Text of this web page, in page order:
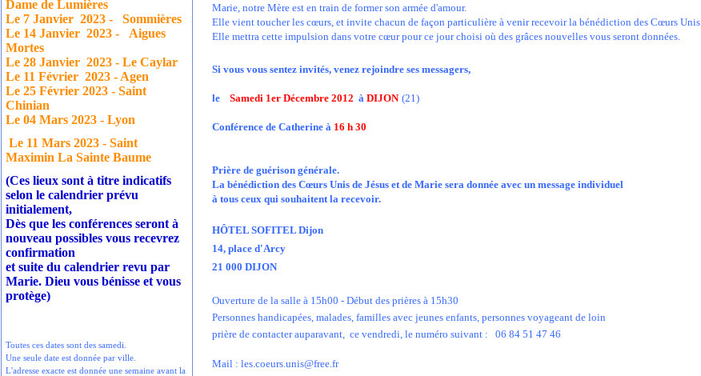
Dame de Lumières
Le 7 Janvier 2023 - Sommières
Le 14 Janvier 2023 - Aigues
Mortes
Le 28 Janvier 2023 - Le Caylar
Le 11 Février 2023 - Agen
Le 25 Février 2023 - Saint
Chinian
Le 04 Mars 2023 - Lyon
Le 11 Mars 2023 - Saint
Maximin La Sainte Baume
(Ces lieux sont à titre indicatifs
selon le calendrier prévu
initialement,
Dès que les conférences seront à
nouveau possibles vous recevrez
confirmation
et suite du calendrier revu par
Marie. Dieu vous bénisse et vous
protège)
Toutes ces dates sont des samedi.
Une seule date est donnée par ville.
L'adresse exacte est donnée une semaine avant la
Marie, notre Mère est en train de former son armée d'amour.
Elle vient toucher les cœurs, et invite chacun de façon particulière à venir recevoir la bénédiction des Cœurs Unis.
Elle mettra cette impulsion dans votre cœur pour ce jour choisi où des grâces nouvelles vous seront données.
Si vous vous sentez invités, venez rejoindre ses messagers,
leSamedi 1er Décembre 2012à DIJON (21)
Conférence de Catherine à 16 h 30
Prière de guérison générale.
La bénédiction des Cœurs Unis de Jésus et de Marie sera donnée avec un message individuel
à tous ceux qui souhaitent la recevoir.
HÔTEL SOFITEL Dijon
14, place d'Arcy
21 000 DIJON
Ouverture de la salle à 15h00 - Début des prières à 15h30
Personnes handicapées, malades, familles avec jeunes enfants, personnes voyageant de loin
prière de contacter auparavant,
ce vendredi , le numéro suivant : 06 84 51 47 46
Mail : les.coeurs.unis@free.fr